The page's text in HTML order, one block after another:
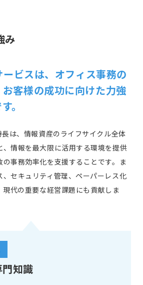
み
ビスは、オフィス事務の
お客様の成功に向けた力強
。
は、情報資産のライフサイクル全体
、情報を最大限に活用する環境を提供
事務効率化を支援することです。ま
、セキュリティ管理、ペーパーレス化
現代の重要な経営課題にも貢献しま
知識